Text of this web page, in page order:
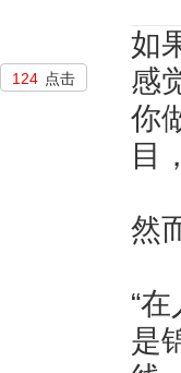
124 点击
如
感
你
目
然
“
是